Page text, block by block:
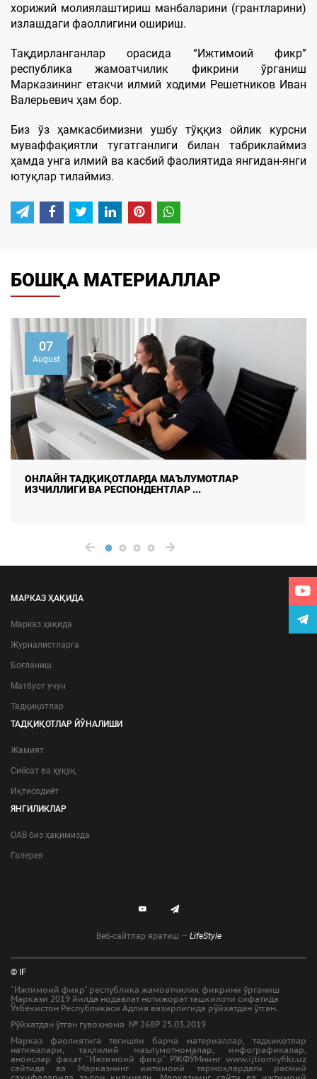
хорижий молиялаштириш манбаларини (грантларини)
излашдаги фаоллигини ошириш.
Тақдирланганлар орасида “Ижтимоий фикр”
республика жамоатчилик фикрини ўрганиш
Марказининг етакчи илмий ходими Решетников Иван
Валерьевич ҳам бор.
Биз ўз ҳамкасбимизни ушбу тўққиз ойлик курсни
муваффақиятли тугатганлиги билан табриклаймиз
ҳамда унга илмий ва касбий фаолиятида янгидан-янги
ютуқлар тилаймиз.
БОШҚА МАТЕРИАЛЛАР
07
August
ДАЛА ТАДҚИҚОТЛАРИДА МАЪЛУМОТЛАР
ИШОНЧЛИЛИГИНИ ТАЪМ ...
МАРКАЗ ҲАҚИДА
Марказ ҳақида
Журналистларга
Боғланиш
Матбуот учун
Тадқиқотлар
ТАДҚИҚОТЛАР ЙЎНАЛИШИ
Жамият
Сиёсат ва ҳуқуқ
Иқтисодиёт
ЯНГИЛИКЛАР
ОАВ биз ҳақимизда
Галерея
Веб-сайтлар яратиш — LifeStyle
© IF
"Ижтимоий фикр" республика жамоатчилик фикрини ўрганиш
Маркази 2019 йилда нодавлат нотижорат ташкилоти сифатида
Ўзбекистон Республикаси Адлия вазирлигида рўйхатдан ўтган.
Рўйхатдан ўтган гувоҳнома № 268Р 25.03.2019
Марказ фаолиятига тегишли барча материаллар, тадқиқотлар
натижалари, таҳлилий маълумотномалар, инфографикалар,
анонслар фақат “Ижтимоий фикр” РЖФЎМнинг www.ijtiomiyfikr.uz
сайтида ва Марказнинг ижтимоий тармоқлардаги расмий